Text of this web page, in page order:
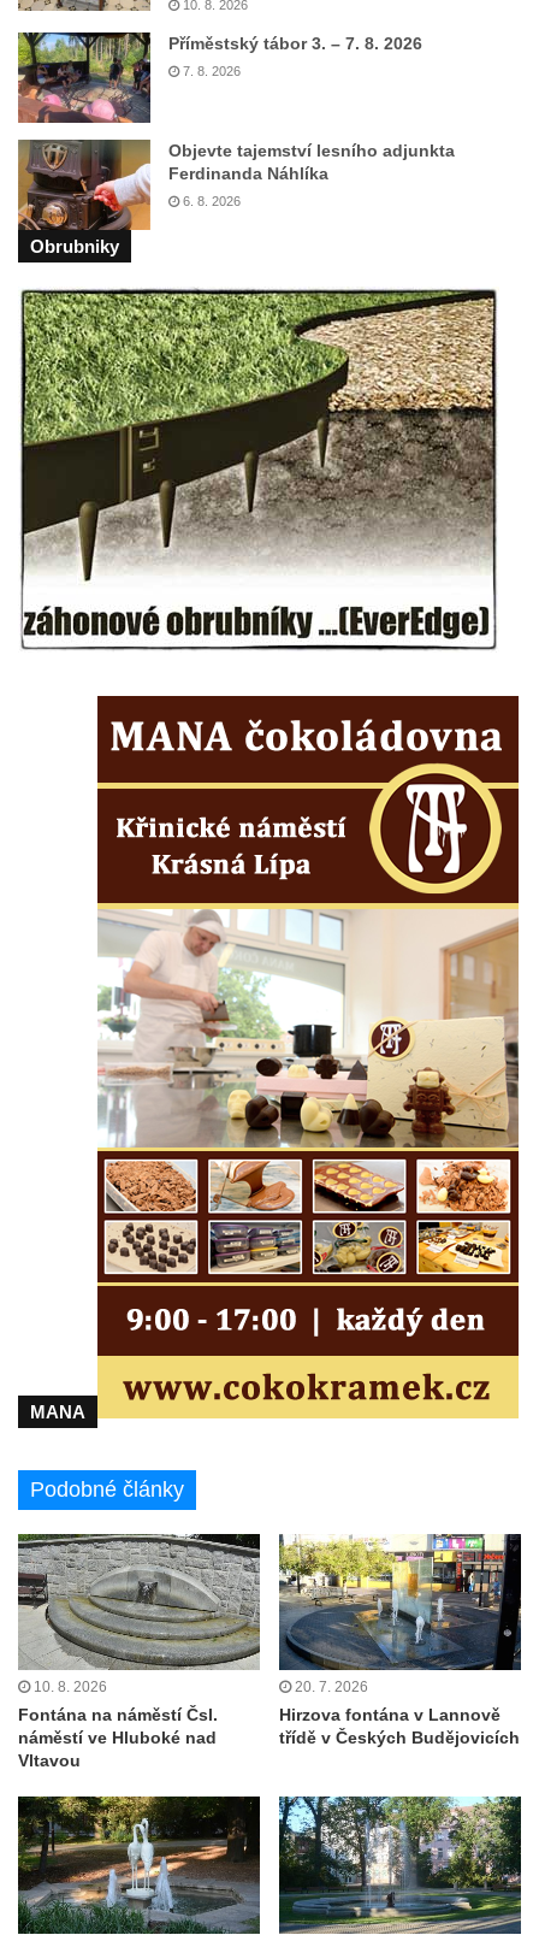
Fontána u podchodu na konci promenády u
hlavního nádraží v Ústí nad Labem
Fontána se slunečními hodinami na
Lidickém náměstí v Ústí nad Labem
Fontána v atriu magistrátu v Ústí nad
Labem
Kašna Gänsediebbrunnen v ulici Weiße
Gasse v Drážďanech
Kašna před budovou sýpky v zámeckém
areálu v Liběchově
Kašna u obecního úřadu v Jetřichovicích
Kašna v parku v Horním Podluží
Kašna Hynie na kruhovém objezdu u
náměstí Svobody v Teplicích
Fontána v parku na Mírovém náměstí v
Teplicích
zahrady v Teplicích
Zabrušanech
Kašna v zámecké zahradě v Duchcově
Kamenná nádrž na vodu I. na hřbitově ve
Kamenná nádrž na vodu II. na hřbitově ve
Kamenná nádrž na vodu I. na hřbitově ve
Chřibské
Kašna Tritonů na náměstí Republiky v
Olomouci
Studna s kovanou mříží na Velkém náměstí
v Hradci Králové
Kašna se sousoším Vinobraní na náměstí
Míru v Mělníku
Kašna Rusalka ve Smetanových sadech v
Plzni
Fontána se sochou Matka s dítětem v
Kopeckého sadech v Plzni
Kašna Pocta baroku na náměstí T. G. M. v
Dobřanech
Kašna na Mírovém náměstí v Netolicích
Krakonošova kašna na Krakonošově
náměstí v Trutnově
Kašna Hygie na budově radnice na Horním
náměstí v Olomouci
Herkulova kašna na Horním náměstí v
Jupiterova kašna na Dolním náměstí v
Kašna na Masarykově náměstí ve Vyškově
Zpívající fontána na Masarykově náměstí v
Hodoníně
Kašna Ptačí napajedlo na Lázeňském
10. 8. 2026
Příměstský tábor 3. – 7. 8. 2026
7. 8. 2026
Objevte tajemství lesního adjunkta
Ferdinanda Náhlíka
6. 8. 2026
Obrubniky
MANA
Podobné články
10. 8. 2026
Fontána na náměstí Čsl.
náměstí ve Hluboké nad
Vltavou
20. 7. 2026
Hirzova fontána v Lannově
třídě v Českých Budějovicích